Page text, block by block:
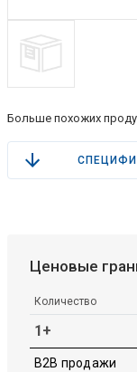
Больше похожих
Ценовые
Количество
1+
B2B продажи